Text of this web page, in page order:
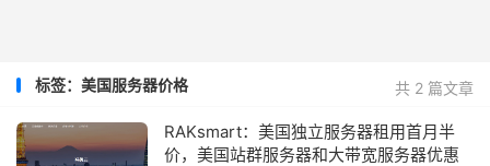
共 2 篇文章
标签：美国服务器价格
RAKsmart：美国独立服务器租用首月半
价，美国站群服务器和大带宽服务器优惠